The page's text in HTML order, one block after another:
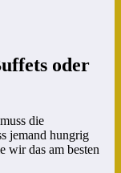
oder
die
jemand hungrig
wir das am besten